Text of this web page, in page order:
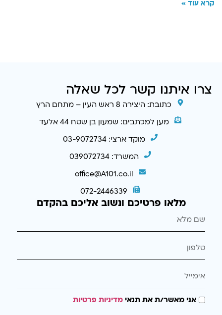
קרא עוד »
צרו איתנו קשר לכל שאלה
כתובת: היצירה 8 ראש העין – מתחם הרץ
מען למכתבים: שמעון בן שטח 44 אלעד
מוקד ארצי: 03-9072734
המשרד: 039072734
office@A101.co.il
072-2446339
מלאו פרטיכם ונשוב אליכם בהקדם
אני מאשר/ת את תנאימדיניות פרטיות